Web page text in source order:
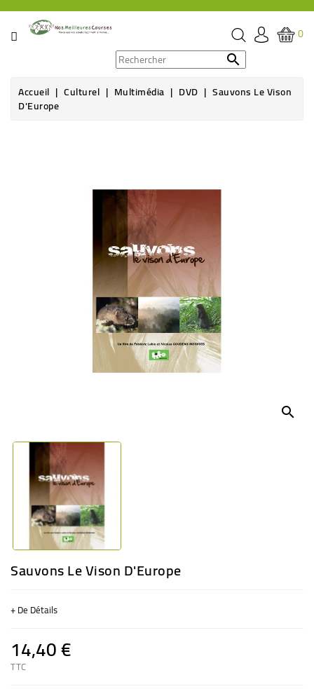
CATÉGORIE
ÉPICERIE
0

Accueil Culturel Multimédia DVD Sauvons Le Vison
D'Europe
search
Sauvons Le Vison D'Europe
+ De Détails
14,40 €
TTC